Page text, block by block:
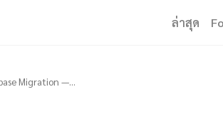
ล่าสุด
Migration —...